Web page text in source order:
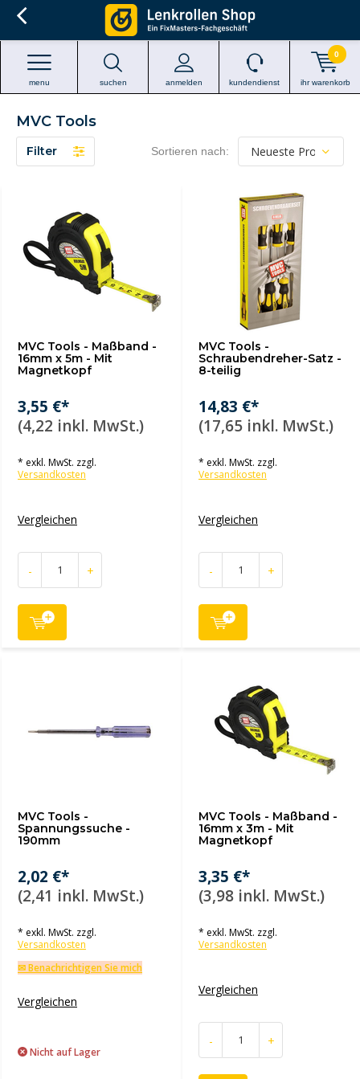
suchen anmelden
menu kundendienst ihr warenkorb
0
MVC Tools
Filter Sortieren nach:
MVC Tools - Maßband -
16mm x 5m - Mit
Magnetkopf
3,55 €*
(4,22 inkl. MwSt.)
* exkl. MwSt. zzgl.
Versandkosten
Vergleichen
- +
MVC Tools -
Schraubendreher-Satz -
8-teilig
14,83 €*
(17,65 inkl. MwSt.)
* exkl. MwSt. zzgl.
Versandkosten
Vergleichen
- +
MVC Tools -
Spannungssuche -
190mm
2,02 €*
(2,41 inkl. MwSt.)
* exkl. MwSt. zzgl.
Versandkosten
✉ Benachrichtigen Sie mich
Vergleichen
Nicht auf Lager
MVC Tools - Maßband -
16mm x 3m - Mit
Magnetkopf
3,35 €*
(3,98 inkl. MwSt.)
* exkl. MwSt. zzgl.
Versandkosten
Vergleichen
- +